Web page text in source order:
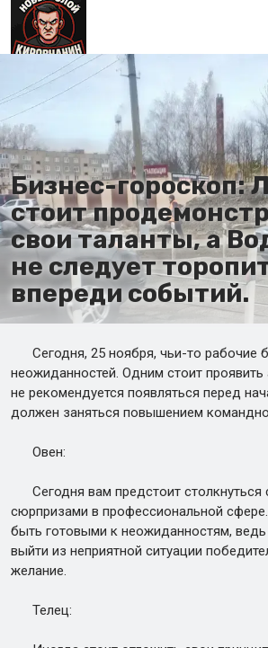
Главная
Бизнес-гороскоп:
стоит
свои таланты, а
не следует
впереди событий.
Сегодня, 25 ноября, чьи-то рабочие
неожиданностей. Одним стоит проявить
не рекомендуется появляться перед
должен заняться повышением
Овен:
Сегодня вам предстоит столкнуться
сюрпризами в профессиональной
быть готовыми к неожиданностям, ведь
выйти из неприятной ситуации
желание.
Телец: